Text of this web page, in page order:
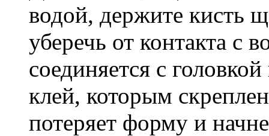
водой, держите кисть
уберечь от контакта с
соединяется с
клей, которым
потеряет форму и